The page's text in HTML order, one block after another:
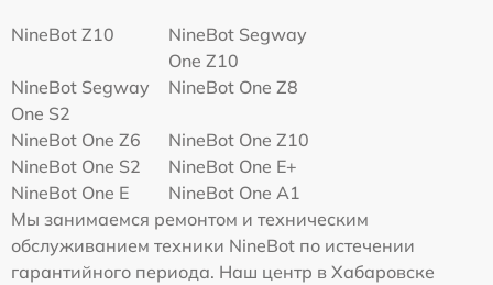
NineBot Z10
NineBot Segway
One Z10
NineBot Segway
One S2
NineBot One Z8
NineBot One Z6
NineBot One Z10
NineBot One S2
NineBot One E+
NineBot One E
NineBot One A1
Мы занимаемся ремонтом и техническим
обслуживанием техники NineBot по истечении
гарантийного периода. Наш центр в Хабаровске